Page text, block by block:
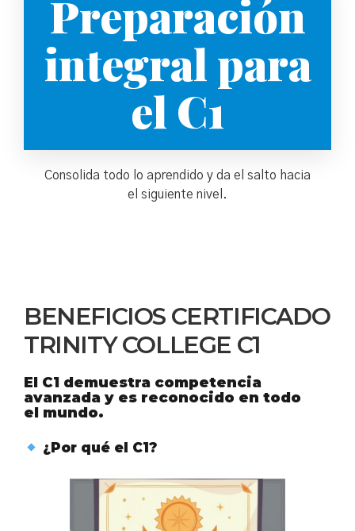
Preparación
integral para
el C1
Consolida todo lo aprendido y da el salto hacia
el siguiente nivel.
BENEFICIOS CERTIFICADO
TRINITY COLLEGE C1
El C1 demuestra competencia
avanzada y es reconocido en todo
el mundo.
¿Por qué el C1?